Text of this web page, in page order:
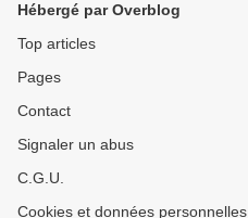
Hébergé par Overblog
Top articles
Pages
Contact
Signaler un abus
C.G.U.
Cookies et données personnelles